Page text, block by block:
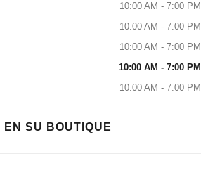
10:00 AM - 7:00 PM
10:00 AM - 7:00 PM
10:00 AM - 7:00 PM
10:00 AM - 7:00 PM
10:00 AM - 7:00 PM
EN SU BOUTIQUE